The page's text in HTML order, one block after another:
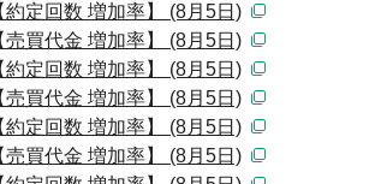
定回数 増加率】 (8月5日)
買代金 増加率】 (8月5日)
定回数 増加率】 (8月5日)
買代金 増加率】 (8月5日)
定回数 増加率】 (8月5日)
買代金 増加率】 (8月5日)